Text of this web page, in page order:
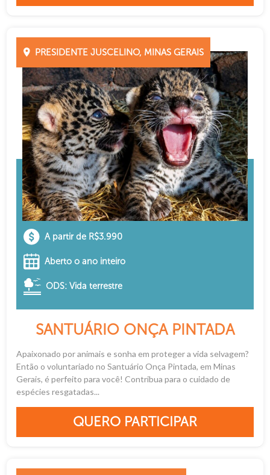
PRESIDENTE JUSCELINO, MINAS GERAIS
A partir de R$3.990
Aberto o ano inteiro
ODS: Vida terrestre
SANTUÁRIO ONÇA PINTADA
Apaixonado por animais e sonha em proteger a vida selvagem?
Então o voluntariado no Santuário Onça Pintada, em Minas
Gerais, é perfeito para você! Contribua para o cuidado de
espécies resgatadas...
QUERO PARTICIPAR